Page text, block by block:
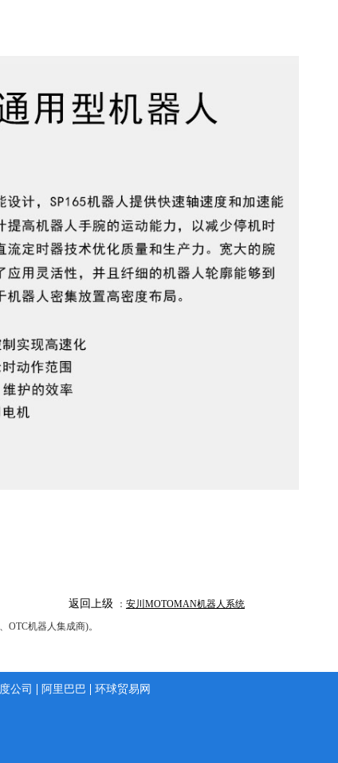
返回上级 ： 安川MOTOMAN机器人系统
OTC机器人集成商)。
公司 阿里巴巴
环球贸易网